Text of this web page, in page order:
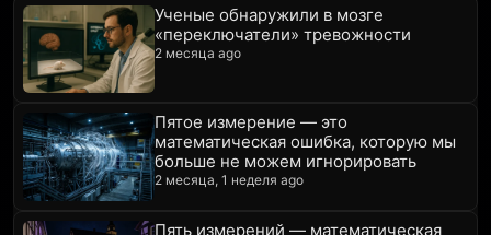
Ученые обнаружили в мозге
«переключатели» тревожности
2 месяца ago
Пятое измерение — это
математическая ошибка, которую мы
больше не можем игнорировать
2 месяца, 1 неделя ago
Пять измерений — математическая